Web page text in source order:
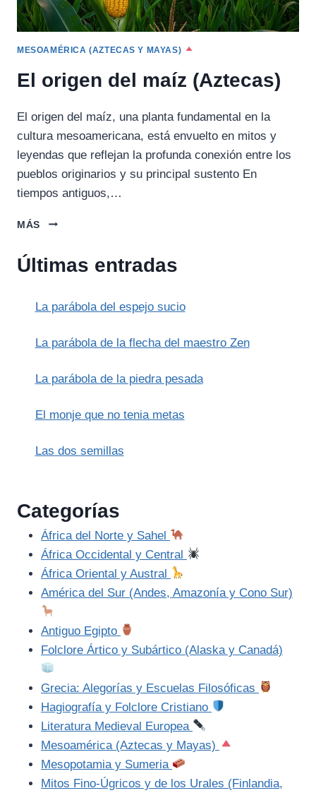
MESOAMÉRICA (AZTECAS Y MAYAS)
El origen del maíz (Aztecas)
El origen del maíz, una planta fundamental en la
cultura mesoamericana, está envuelto en mitos y
leyendas que reflejan la profunda conexión entre los
pueblos originarios y su principal sustento En
tiempos antiguos,…
MÁS
EL
MAÍZ
Últimas entradas
La parábola del espejo sucio
La parábola de la flecha del maestro Zen
La parábola de la piedra pesada
El monje que no tenia metas
Las dos semillas
Categorías
África del Norte y Sahel
África Occidental y Central
África Oriental y Austral
América del Sur (Andes, Amazonía y Cono Sur)
Antiguo Egipto
Folclore Ártico y Subártico (Alaska y Canadá)
Grecia: Alegorías y Escuelas Filosóficas
Hagiografía y Folclore Cristiano
Literatura Medieval Europea
Mesoamérica (Aztecas y Mayas)
Mesopotamia y Sumeria
Mitos Fino-Úgricos y de los Urales (Finlandia,